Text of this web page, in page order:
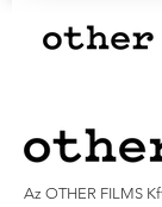
Az OTHER FILMS